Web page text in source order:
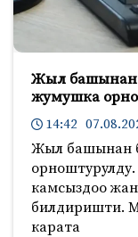
Жыл башынан
жумушка
14:42
Жыл башынан
камсыздоо
билдиришти.
карата